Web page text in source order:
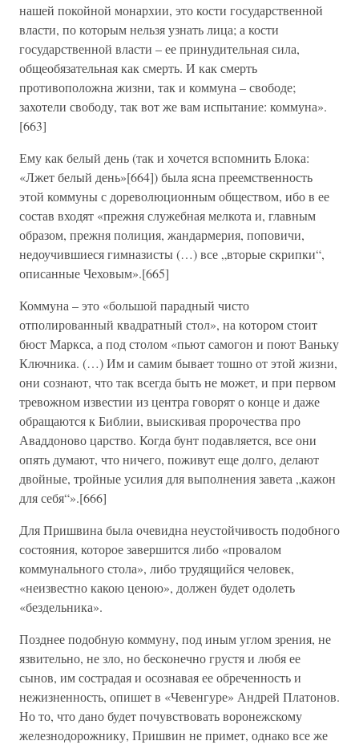
нашей покойной монархии, это кости государственной
власти, по которым нельзя узнать лица; а кости
государственной власти – ее принудительная сила,
общеобязательная как смерть. И как смерть
противоположна жизни, так и коммуна – свободе;
захотели свободу, так вот же вам испытание: коммуна».
[663]
Ему как белый день (так и хочется вспомнить Блока:
«Лжет белый день»[664]) была ясна преемственность
этой коммуны с дореволюционным обществом, ибо в ее
состав входят «прежня служебная мелкота и, главным
образом, прежня полиция, жандармерия, поповичи,
недоучившиеся гимназисты (…) все „вторые скрипки“,
описанные Чеховым».[665]
Коммуна – это «большой парадный чисто
отполированный квадратный стол», на котором стоит
бюст Маркса, а под столом «пьют самогон и поют Ваньку
Ключника. (…) Им и самим бывает тошно от этой жизни,
они сознают, что так всегда быть не может, и при первом
тревожном известии из центра говорят о конце и даже
обращаются к Библии, выискивая пророчества про
Аваддоново царство. Когда бунт подавляется, все они
опять думают, что ничего, поживут еще долго, делают
двойные, тройные усилия для выполнения завета „кажон
для себя“».[666]
Для Пришвина была очевидна неустойчивость подобного
состояния, которое завершится либо «провалом
коммунального стола», либо трудящийся человек,
«неизвестно какою ценою», должен будет одолеть
«бездельника».
Позднее подобную коммуну, под иным углом зрения, не
язвительно, не зло, но бесконечно грустя и любя ее
сынов, им сострадая и осознавая ее обреченность и
нежизненность, опишет в «Чевенгуре» Андрей Платонов.
Но то, что дано будет почувствовать воронежскому
железнодорожнику, Пришвин не примет, однако все же